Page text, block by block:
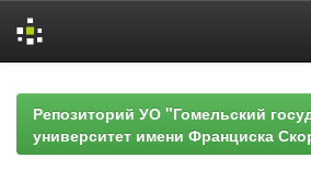
navigationРепозиторий УО "Гомельский
университет имени Франциска